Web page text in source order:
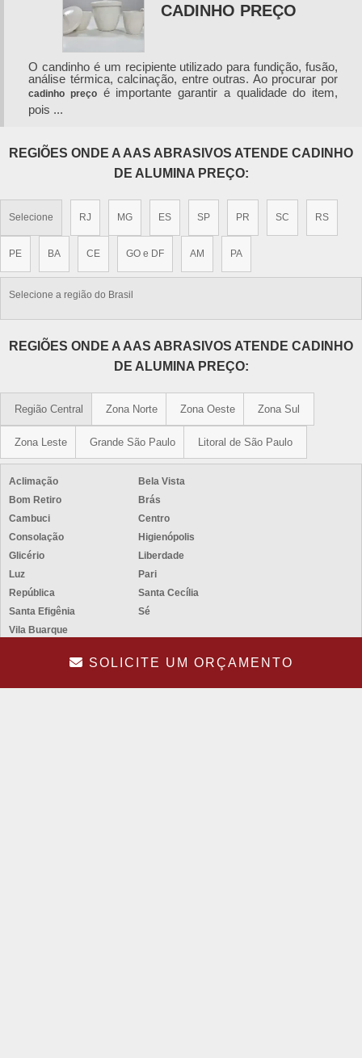
SOLICITE UM ORÇAMENTO
CADINHO PREÇO
O candinho é um recipiente utilizado para fundição, fusão,
análise térmica, calcinação, entre outras. Ao procurar por
cadinho preçoé importante garantir a qualidade do item,
pois ...
REGIÕES ONDE A AAS ABRASIVOS ATENDE CADINHO
DE ALUMINA PREÇO:
Selecione RJ MG ES SP PR SC RS
PE BA CE GO e DF AM PA
Selecione a região do Brasil
REGIÕES ONDE A AAS ABRASIVOS ATENDE CADINHO
DE ALUMINA PREÇO:
Região Central Zona Norte Zona Oeste Zona Sul
Zona Leste Grande São Paulo Litoral de São Paulo
Aclimação
Bela Vista
Bom Retiro
Brás
Cambuci
Centro
Consolação
Higienópolis
Glicério
Liberdade
Luz
Pari
República
Santa Cecília
Santa Efigênia
Sé
Vila Buarque